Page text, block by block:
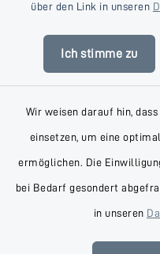
über den Link in unseren
Ich stimme zu
Wir weisen darauf hin,
einsetzen, um eine
ermöglichen. Die
bei Bedarf gesondert
in unseren